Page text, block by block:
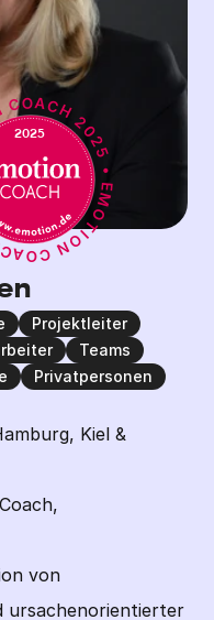
COACH 2025 •
2025
Projektleiter
Teams
Privatpersonen
Kiel &
von
ursachenorientierter